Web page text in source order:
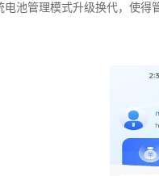
电池管理模式升级换代，使